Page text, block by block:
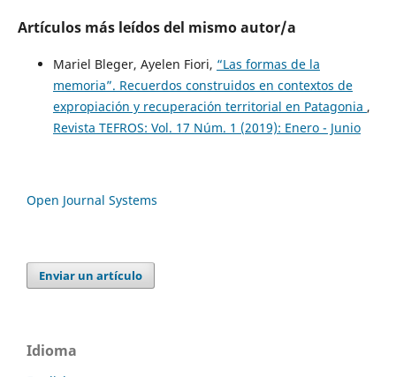
Artículos más leídos del mismo autor/a
Mariel Bleger, Ayelen Fiori, “Las formas de la
memoria”. Recuerdos construidos en contextos de
expropiación y recuperación territorial en Patagonia ,
Revista TEFROS: Vol. 17 Núm. 1 (2019): Enero - Junio
Open Journal Systems
Enviar un artículo
Idioma